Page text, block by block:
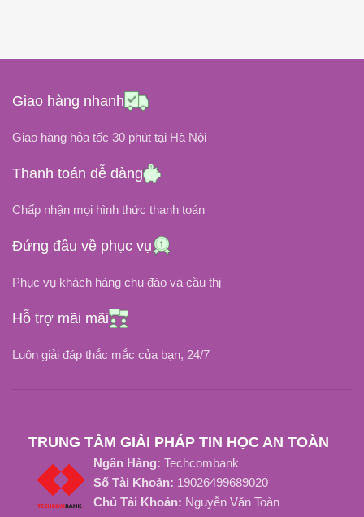
ĐIỆN ÁP ĐẦU RA
20V, 5V
ĐIỆN ÁP ĐẦU VÀO
CHÂN CẮM
LOẠI SẠC
CHÂN CẮM
Giao hàng nhanh
Giao hàng hỏa tốc 30 phút tại Hà Nội
Thanh toán dễ dàng
Chấp nhận mọi hình thức thanh toán
Đứng đầu về phục vụ
Phục vụ khách hàng chu đáo và cầu thị
Hỗ trợ mãi mãi
Luôn giải đáp thắc mắc của bạn, 24/7
TRUNG TÂM GIẢI PHÁP TIN HỌC AN TOÀN
Ngân Hàng: Techcombank
Số Tài Khoản: 19026499689020
Chủ Tài Khoản: Nguyễn Văn Toàn